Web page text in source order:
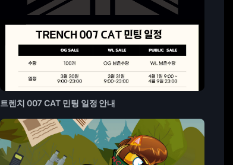
트렌치 007 CAT 민팅 일정 안내